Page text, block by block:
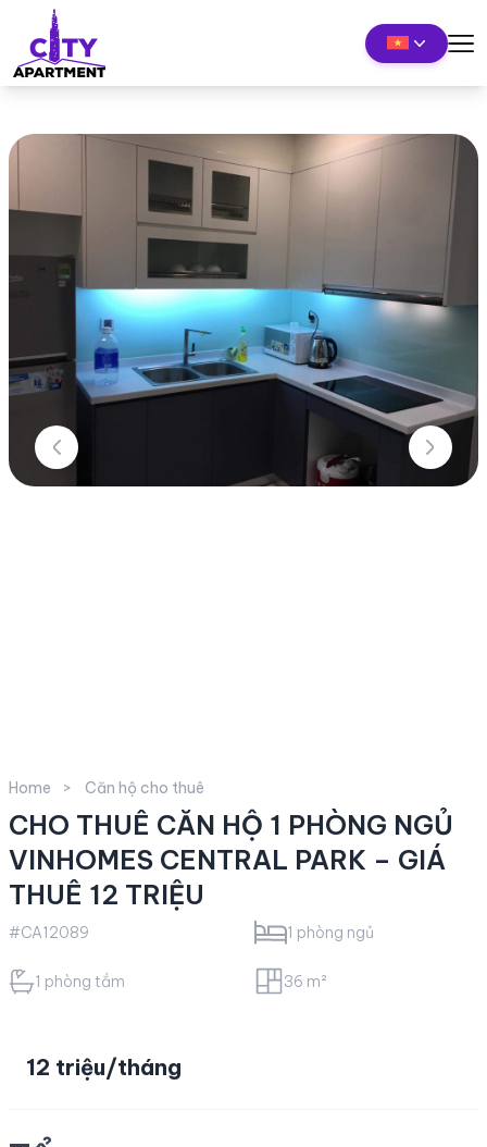
Home Căn hộ cho thuê
CHO THUÊ CĂN HỘ 1 PHÒNG NGỦ
VINHOMES CENTRAL PARK – GIÁ
THUÊ 12 TRIỆU
#CA12089 1 phòng ngủ
1 phòng tắm 36 m²
12 triệu/tháng